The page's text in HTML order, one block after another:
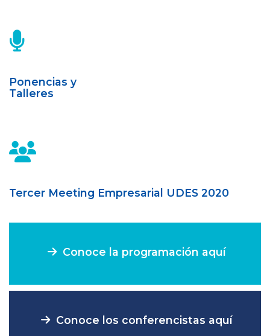
Ponencias y
Talleres
Tercer Meeting Empresarial UDES 2020
Conoce la programación aquí
Conoce los conferencistas aquí